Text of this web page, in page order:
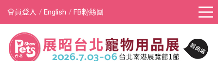
會員登入 English FB粉絲團